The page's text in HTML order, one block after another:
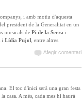
i amb motiu d'aquesta
president de la Generalitat en un
musicals de Pi de la Serra i
i Lídia Pujol , entre altres.
Afegir comentari
El toc d'inici serà una gran festa
casa. A més, cada mes hi haurà